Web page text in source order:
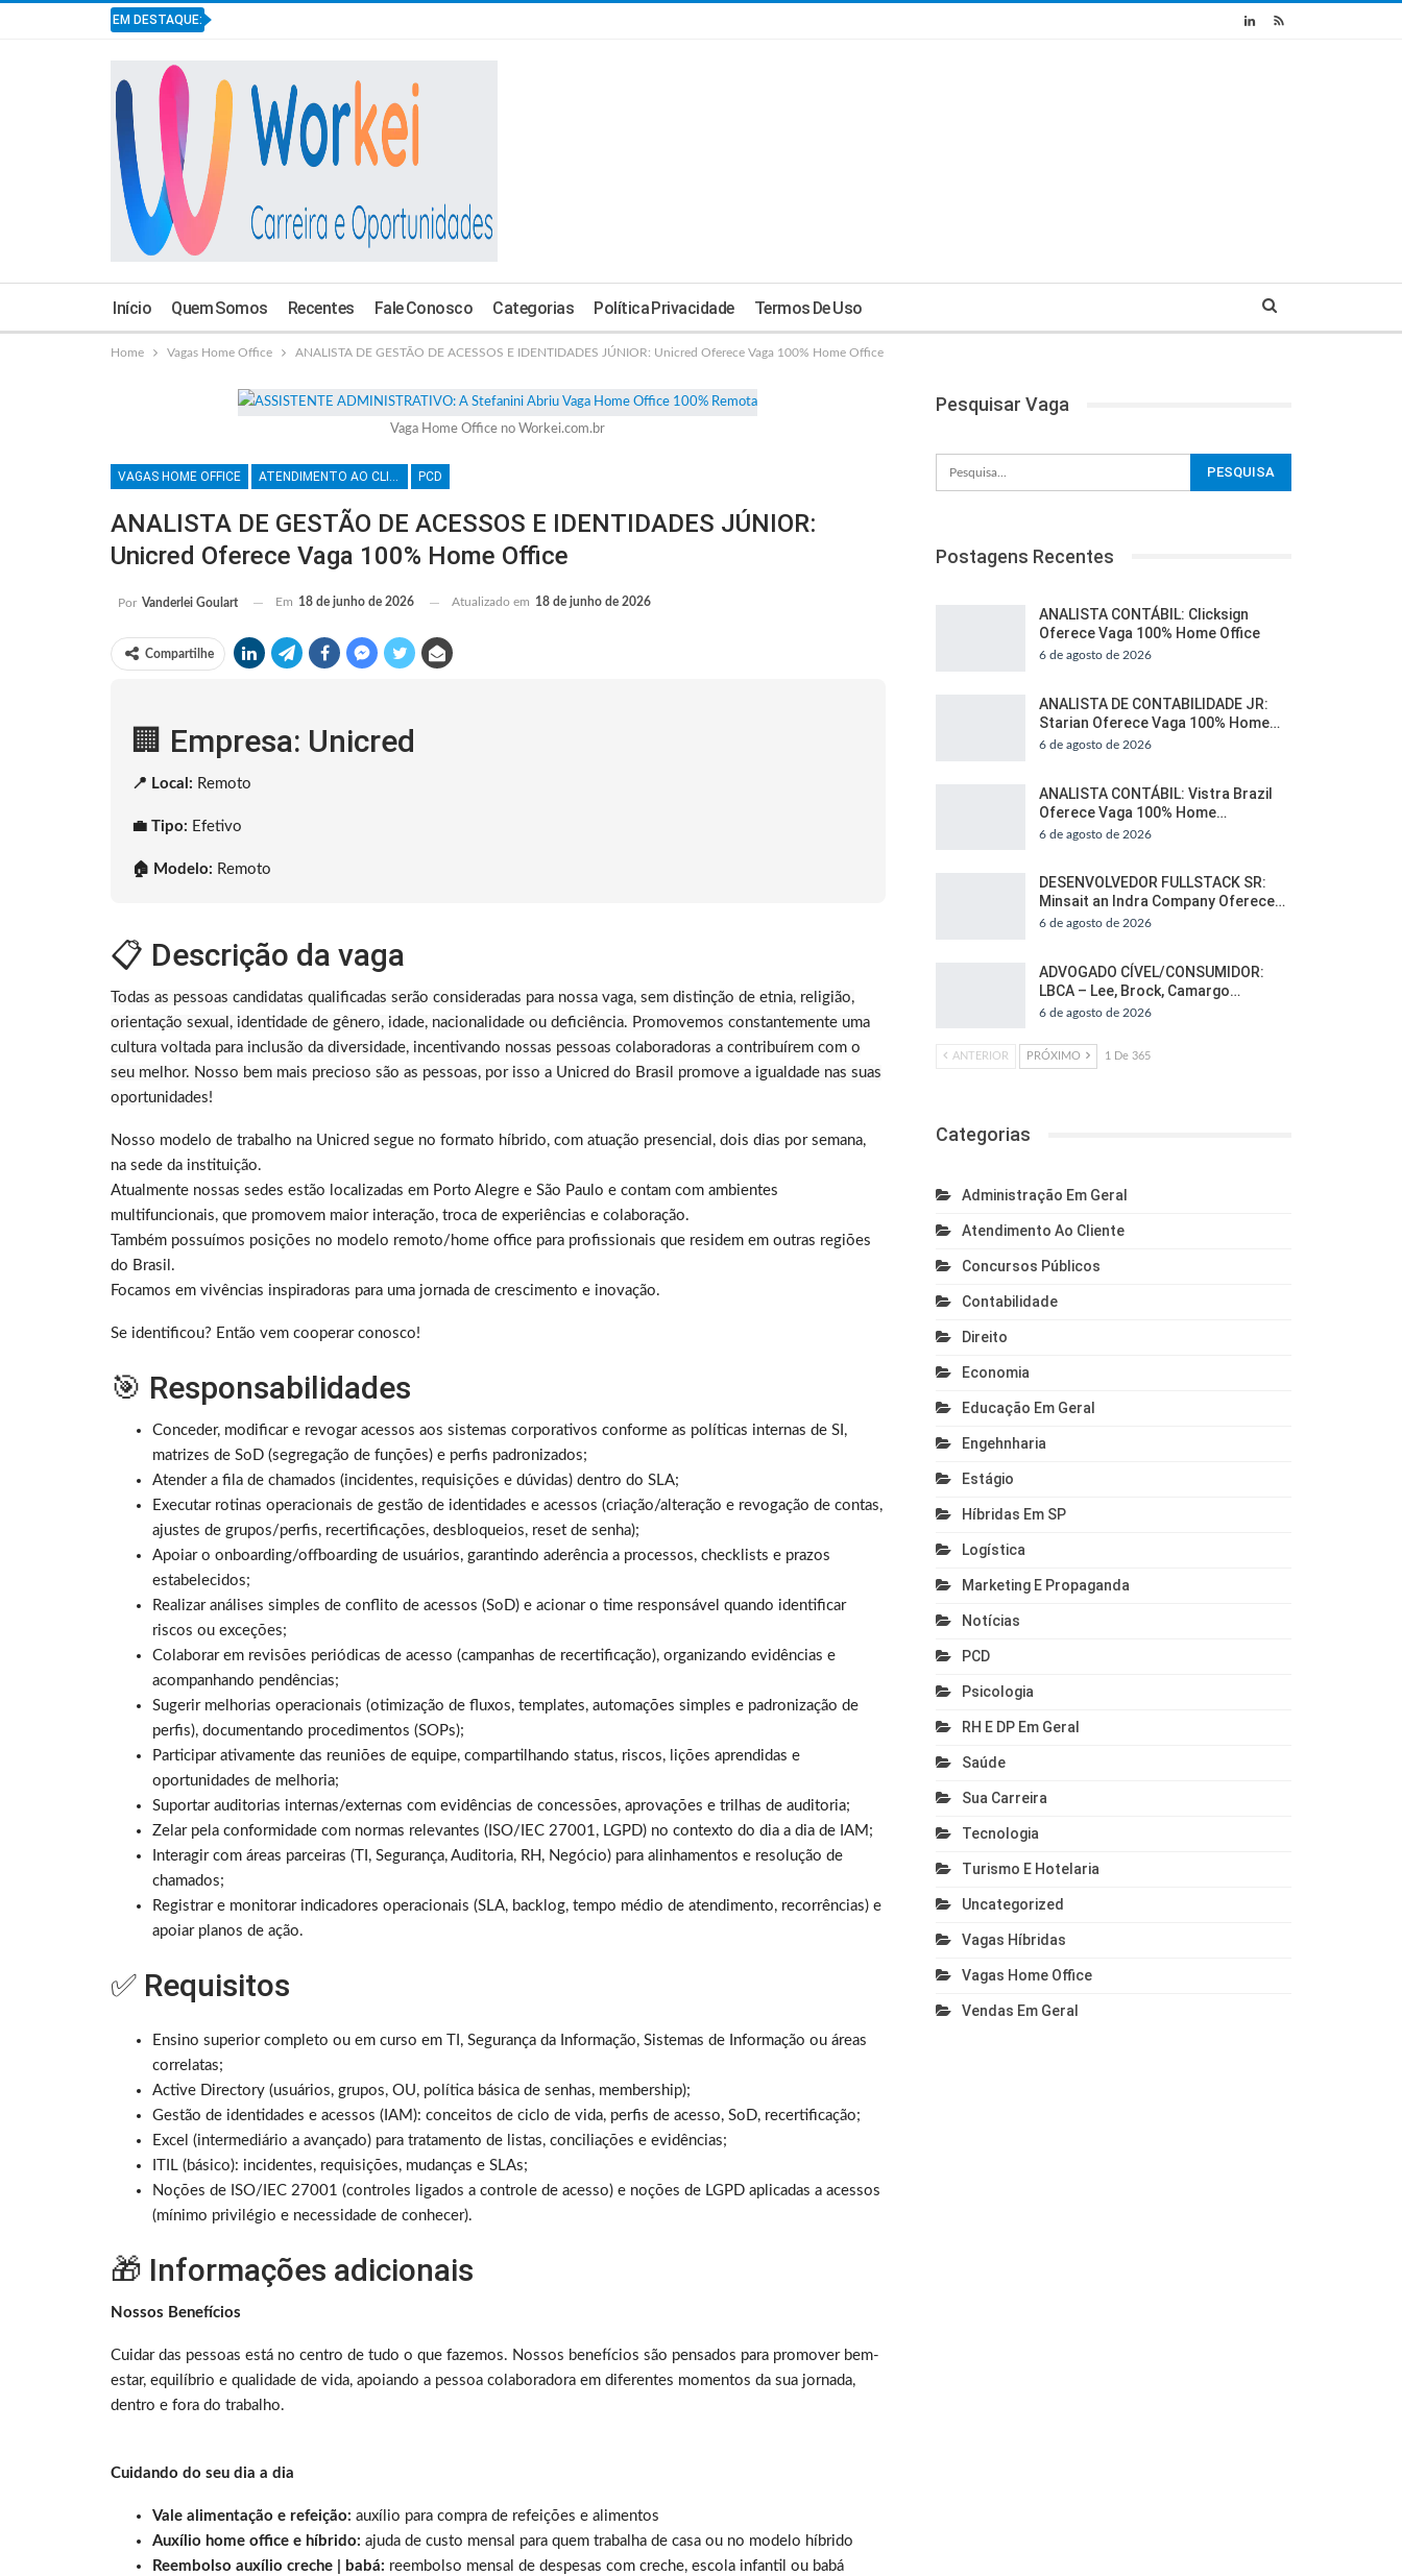
EM DESTAQUE:
Início Quem Somos Recentes Fale Conosco Categorias Política Privacidade Termos De Uso
Home Vagas Home Office ANALISTA DE GESTÃO DE ACESSOS E IDENTIDADES JÚNIOR: Unicred Oferece Vaga 100% Home Office
Vaga Home Office no Workei.com.br
VAGAS HOME OFFICE ATENDIMENTO AO CLIENTE PCD
ANALISTA DE GESTÃO DE ACESSOS E IDENTIDADES JÚNIOR:
Unicred Oferece Vaga 100% Home Office
Por Vanderlei Goulart Em 18 de junho de 2026 Atualizado em 18 de junho de 2026
Compartilhe
🏢 Empresa: Unicred
📍 Local: Remoto
💼 Tipo: Efetivo
🏠 Modelo: Remoto
📋 Descrição da vaga
Todas as pessoas candidatas qualificadas serão consideradas para nossa vaga, sem distinção de etnia, religião,
orientação sexual, identidade de gênero, idade, nacionalidade ou deficiência. Promovemos constantemente uma
cultura voltada para inclusão da diversidade, incentivando nossas pessoas colaboradoras a contribuírem com o
seu melhor. Nosso bem mais precioso são as pessoas, por isso a Unicred do Brasil promove a igualdade nas suas
oportunidades!
Nosso modelo de trabalho na Unicred segue no formato híbrido, com atuação presencial, dois dias por semana,
na sede da instituição.
Atualmente nossas sedes estão localizadas em Porto Alegre e São Paulo e contam com ambientes
multifuncionais, que promovem maior interação, troca de experiências e colaboração.
Também possuímos posições no modelo remoto/home office para profissionais que residem em outras regiões
do Brasil.
Focamos em vivências inspiradoras para uma jornada de crescimento e inovação.
Se identificou? Então vem cooperar conosco!
🎯 Responsabilidades
Conceder, modificar e revogar acessos aos sistemas corporativos conforme as políticas internas de SI,
matrizes de SoD (segregação de funções) e perfis padronizados;
Atender a fila de chamados (incidentes, requisições e dúvidas) dentro do SLA;
Executar rotinas operacionais de gestão de identidades e acessos (criação/alteração e revogação de contas,
ajustes de grupos/perfis, recertificações, desbloqueios, reset de senha);
Apoiar o onboarding/offboarding de usuários, garantindo aderência a processos, checklists e prazos
estabelecidos;
Realizar análises simples de conflito de acessos (SoD) e acionar o time responsável quando identificar
riscos ou exceções;
Colaborar em revisões periódicas de acesso (campanhas de recertificação), organizando evidências e
acompanhando pendências;
Sugerir melhorias operacionais (otimização de fluxos, templates, automações simples e padronização de
perfis), documentando procedimentos (SOPs);
Participar ativamente das reuniões de equipe, compartilhando status, riscos, lições aprendidas e
oportunidades de melhoria;
Suportar auditorias internas/externas com evidências de concessões, aprovações e trilhas de auditoria;
Zelar pela conformidade com normas relevantes (ISO/IEC 27001, LGPD) no contexto do dia a dia de IAM;
Interagir com áreas parceiras (TI, Segurança, Auditoria, RH, Negócio) para alinhamentos e resolução de
chamados;
Registrar e monitorar indicadores operacionais (SLA, backlog, tempo médio de atendimento, recorrências) e
apoiar planos de ação.
✅ Requisitos
Ensino superior completo ou em curso em TI, Segurança da Informação, Sistemas de Informação ou áreas
correlatas;
Active Directory (usuários, grupos, OU, política básica de senhas, membership);
Gestão de identidades e acessos (IAM): conceitos de ciclo de vida, perfis de acesso, SoD, recertificação;
Excel (intermediário a avançado) para tratamento de listas, conciliações e evidências;
ITIL (básico): incidentes, requisições, mudanças e SLAs;
Noções de ISO/IEC 27001 (controles ligados a controle de acesso) e noções de LGPD aplicadas a acessos
(mínimo privilégio e necessidade de conhecer).
🎁 Informações adicionais
Nossos Benefícios
Cuidar das pessoas está no centro de tudo o que fazemos. Nossos benefícios são pensados para promover bem-
estar, equilíbrio e qualidade de vida, apoiando a pessoa colaboradora em diferentes momentos da sua jornada,
dentro e fora do trabalho.
Cuidando do seu dia a dia
Vale alimentação e refeição: auxílio para compra de refeições e alimentos
Auxílio home office e híbrido: ajuda de custo mensal para quem trabalha de casa ou no modelo híbrido
Reembolso auxílio creche | babá: reembolso mensal de despesas com creche, escola infantil ou babá
Pesquisar Vaga
Postagens Recentes
ANALISTA CONTÁBIL: Clicksign
Oferece Vaga 100% Home Office
6 de agosto de 2026
ANALISTA DE CONTABILIDADE JR:
Starian Oferece Vaga 100% Home…
6 de agosto de 2026
ANALISTA CONTÁBIL: Vistra Brazil
Oferece Vaga 100% Home…
6 de agosto de 2026
DESENVOLVEDOR FULLSTACK SR:
Minsait an Indra Company Oferece…
6 de agosto de 2026
ADVOGADO CÍVEL/CONSUMIDOR:
LBCA – Lee, Brock, Camargo…
6 de agosto de 2026
ANTERIOR PRÓXIMO 1 De 365
Categorias
Administração Em Geral
Atendimento Ao Cliente
Concursos Públicos
Contabilidade
Direito
Economia
Educação Em Geral
Engehnharia
Estágio
Híbridas Em SP
Logística
Marketing E Propaganda
Notícias
PCD
Psicologia
RH E DP Em Geral
Saúde
Sua Carreira
Tecnologia
Turismo E Hotelaria
Uncategorized
Vagas Híbridas
Vagas Home Office
Vendas Em Geral